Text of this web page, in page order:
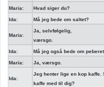
Maria: Hvad siger du?
Ida: Må jeg bede om saltet?
Maria:
Ja, selvfølgelig,
værsgo.
Ida: Må jeg også bede om
Maria: Ja, værsgo.
Ida:
Jeg henter lige en kop kaffe.
kaffe med til dig?